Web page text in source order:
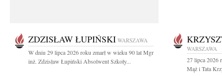
ZDZISŁAW ŁUPIŃSKI WARSZAWA
W dniu 29 lipca 2026 roku zmarł w wieku 90 lat Mgr
inż. Zdzisław Łupiński Absolwent Szkoły...
WARSZAWA
27 lipca 2026
Mąż i Tata